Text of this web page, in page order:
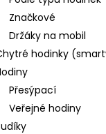
Značkové
Držáky na mobil
hodinky
Přesýpací
Veřejné hodiny
HODINKY GTUP®
SKLADEM V ČR
Kč
1 200 Kč